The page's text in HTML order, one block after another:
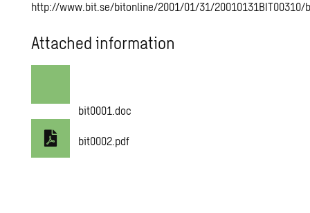
http://www.bit.se/bitonline/2001/01/31/20010131BIT00310/
Attached information
bit0001.doc
bit0002.pdf